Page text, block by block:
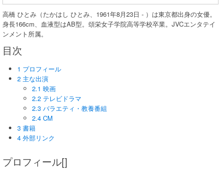
高橋 ひとみ（たかはし ひとみ、1961年8月23日 - ）は東京都出身の女優。
身長166cm、血液型はAB型。頌栄女子学院高等学校卒業。JVCエンタテイ
ンメント所属。
目次
1 プロフィール
2 主な出演
2.1 映画
2.2 テレビドラマ
2.3 バラエティ・教養番組
2.4 CM
3 書籍
4 外部リンク
プロフィール[]